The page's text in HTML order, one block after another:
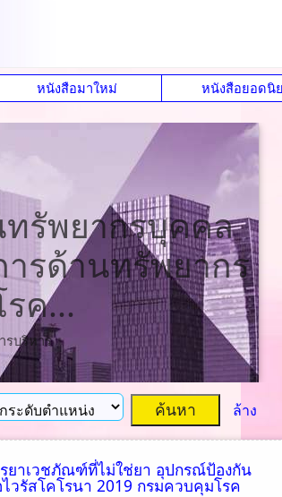
หนังสือมาใหม่ หนังสือยอดนิ
รัพยากรบุคคล
รด้านทรัพยากร
ค...
รบริหาร
ล้าง
ยาเวชภัณฑ์ที่ไม่ใช่ยา อุปกรณ์ป้องกัน
วรัสโคโรนา 2019 กรมควบคุมโรค